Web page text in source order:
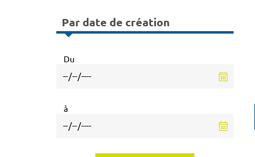
Par date de création
Du
à